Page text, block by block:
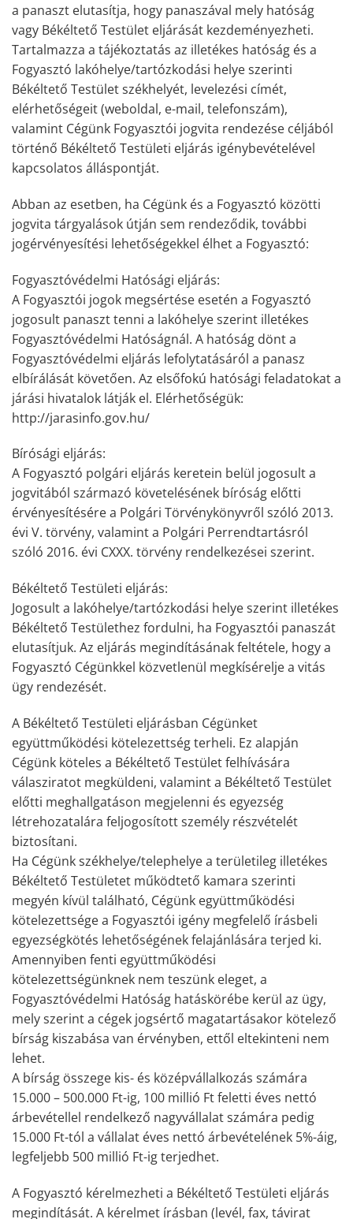
a panaszt elutasítja, hogy panaszával mely hatóság
vagy Békéltető Testület eljárását kezdeményezheti.
Tartalmazza a tájékoztatás az illetékes hatóság és a
Fogyasztó lakóhelye/tartózkodási helye szerinti
Békéltető Testület székhelyét, levelezési címét,
elérhetőségeit (weboldal, e-mail, telefonszám),
valamint Cégünk Fogyasztói jogvita rendezése céljából
történő Békéltető Testületi eljárás igénybevételével
kapcsolatos álláspontját.
Abban az esetben, ha Cégünk és a Fogyasztó közötti
jogvita tárgyalások útján sem rendeződik, további
jogérvényesítési lehetőségekkel élhet a Fogyasztó:
Fogyasztóvédelmi Hatósági eljárás:
A Fogyasztói jogok megsértése esetén a Fogyasztó
jogosult panaszt tenni a lakóhelye szerint illetékes
Fogyasztóvédelmi Hatóságnál. A hatóság dönt a
Fogyasztóvédelmi eljárás lefolytatásáról a panasz
elbírálását követően. Az elsőfokú hatósági feladatokat a
járási hivatalok látják el. Elérhetőségük:
http://jarasinfo.gov.hu/
Bírósági eljárás:
A Fogyasztó polgári eljárás keretein belül jogosult a
jogvitából származó követelésének bíróság előtti
érvényesítésére a Polgári Törvénykönyvről szóló 2013.
évi V. törvény, valamint a Polgári Perrendtartásról
szóló 2016. évi CXXX. törvény rendelkezései szerint.
Békéltető Testületi eljárás:
Jogosult a lakóhelye/tartózkodási helye szerint illetékes
Békéltető Testülethez fordulni, ha Fogyasztói panaszát
elutasítjuk. Az eljárás megindításának feltétele, hogy a
Fogyasztó Cégünkkel közvetlenül megkísérelje a vitás
ügy rendezését.
A Békéltető Testületi eljárásban Cégünket
együttműködési kötelezettség terheli. Ez alapján
Cégünk köteles a Békéltető Testület felhívására
válasziratot megküldeni, valamint a Békéltető Testület
előtti meghallgatáson megjelenni és egyezség
létrehozatalára feljogosított személy részvételét
biztosítani.
Ha Cégünk székhelye/telephelye a területileg illetékes
Békéltető Testületet működtető kamara szerinti
megyén kívül található, Cégünk együttműködési
kötelezettsége a Fogyasztói igény megfelelő írásbeli
egyezségkötés lehetőségének felajánlására terjed ki.
Amennyiben fenti együttműködési
kötelezettségünknek nem teszünk eleget, a
Fogyasztóvédelmi Hatóság hatáskörébe kerül az ügy,
mely szerint a cégek jogsértő magatartásakor kötelező
bírság kiszabása van érvényben, ettől eltekinteni nem
lehet.
A bírság összege kis- és középvállalkozás számára
15.000 – 500.000 Ft-ig, 100 millió Ft feletti éves nettó
árbevétellel rendelkező nagyvállalat számára pedig
15.000 Ft-tól a vállalat éves nettó árbevételének 5%-áig,
legfeljebb 500 millió Ft-ig terjedhet.
A Fogyasztó kérelmezheti a Békéltető Testületi eljárás
megindítását. A kérelmet írásban (levél, fax, távirat